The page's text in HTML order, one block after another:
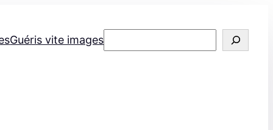
Guéris vite imagesRechercher